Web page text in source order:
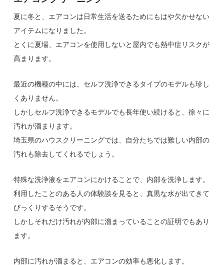
夏に冬と、エアコンは日常生活を送るためにもはや欠かせない
アイテムになりました。
とくに夏場、エアコンを使用しないと屋内でも熱中症リスクが
高まります。
最近の機種の中には、セルフ洗浄できるタイプのモデルも珍し
くありません。
しかしセルフ洗浄できるモデルでも長年使い続けると、徐々に
汚れが溜まります。
埼玉県のハウスクリーニングでは、自分たちでは難しい内部の
汚れも除去してくれるでしょう。
特殊な洗浄液をエアコンにかけることで、内部を洗浄します。
利用したことのある人の体験談を見ると、真黒な水が出てきて
びっくりするそうです。
しかしそれだけ汚れが内部に溜まっていることの証明でもあり
ます。
内部に汚れが溜まると、エアコンの効率も悪化します。